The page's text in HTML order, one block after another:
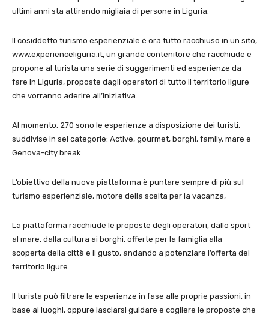
ultimi anni sta attirando migliaia di persone in Liguria.
Il cosiddetto turismo esperienziale è ora tutto racchiuso in un sito,
www.experienceliguria.it, un grande contenitore che racchiude e
propone al turista una serie di suggerimenti ed esperienze da
fare in Liguria, proposte dagli operatori di tutto il territorio ligure
che vorranno aderire all’iniziativa.
Al momento, 270 sono le esperienze a disposizione dei turisti,
suddivise in sei categorie: Active, gourmet, borghi, family, mare e
Genova-city break.
L’obiettivo della nuova piattaforma è puntare sempre di più sul
turismo esperienziale, motore della scelta per la vacanza,
La piattaforma racchiude le proposte degli operatori, dallo sport
al mare, dalla cultura ai borghi, offerte per la famiglia alla
scoperta della città e il gusto, andando a potenziare l’offerta del
territorio ligure.
Il turista può filtrare le esperienze in fase alle proprie passioni, in
base ai luoghi, oppure lasciarsi guidare e cogliere le proposte che